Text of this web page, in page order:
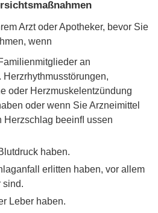
Arzt oder Apotheker, bevor Sie
wenn
an
Herzrhythmusstörungen,
oder Herzmuskelentzündung
oder wenn Sie Arzneimittel
Herzschlag beeinﬂ ussen
haben.
erlitten haben, vor allem
sind.
Leber haben.